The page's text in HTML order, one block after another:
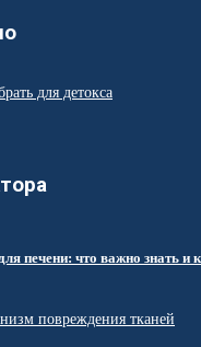
для детокса
печени: что важно знать и
повреждения тканей